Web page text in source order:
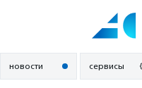
новости сервисы